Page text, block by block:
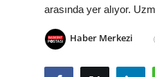
arasında yer alıyor.
Haber Merkezi